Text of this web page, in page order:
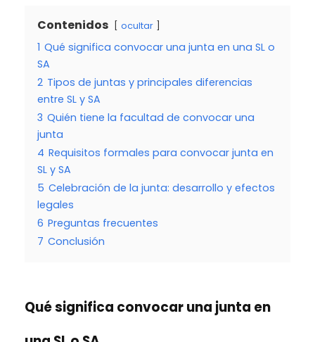
Contenidos ocultar
1 Qué significa convocar una junta en una SL o
SA
2 Tipos de juntas y principales diferencias
entre SL y SA
3 Quién tiene la facultad de convocar una
junta
4 Requisitos formales para convocar junta en
SL y SA
5 Celebración de la junta: desarrollo y efectos
legales
6 Preguntas frecuentes
7 Conclusión
Qué significa convocar una junta en